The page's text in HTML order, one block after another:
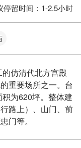
停留时间： 1-2.5小时
仿清代北方宫殿
重要场所之一。台
为620坪。整体建
路上）、山门、前
门等。